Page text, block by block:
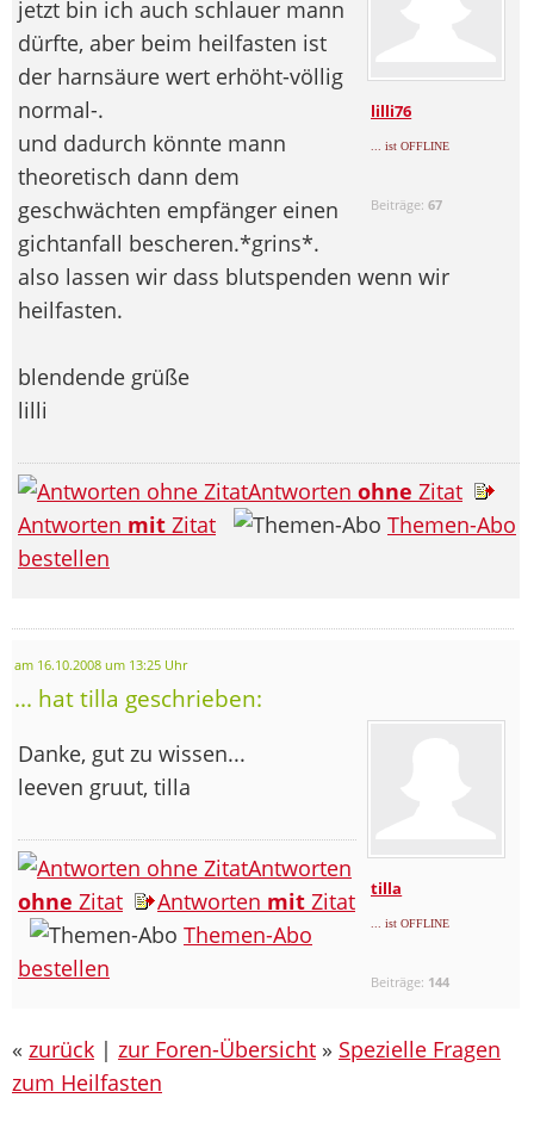
lilli76
... ist OFFLINE
Beiträge:67
jetzt bin ich auch schlauer mann
dürfte, aber beim heilfasten ist
der harnsäure wert erhöht-völlig
normal-.
und dadurch könnte mann
theoretisch dann dem
geschwächten empfänger einen
gichtanfall bescheren.*grins*.
also lassen wir dass blutspenden wenn wir
heilfasten.
blendende grüße
lilli
Antworten ohne Zitat
Antworten mit Zitat
Themen-Abo
bestellen
am 16.10.2008 um 13:25 Uhr
... hat tilla geschrieben:
tilla
... ist OFFLINE
Beiträge: 144
Danke, gut zu wissen...
leeven gruut, tilla
Antworten
ohne Zitat Antworten mit Zitat
Themen-Abo
bestellen
« zurück | zur Foren-Übersicht » Spezielle Fragen
zum Heilfasten